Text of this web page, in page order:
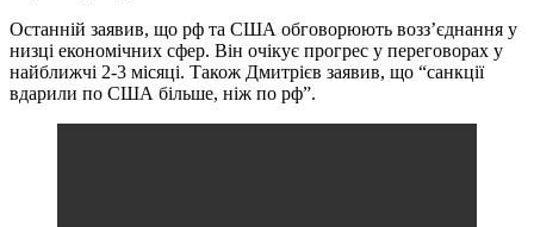
Останній заявив, що рф та США обговорюють возз’єднання у
низці економічних сфер. Він очікує прогрес у переговорах у
найближчі 2-3 місяці. Також Дмитрієв заявив, що “санкції
вдарили по США більше, ніж по рф”.